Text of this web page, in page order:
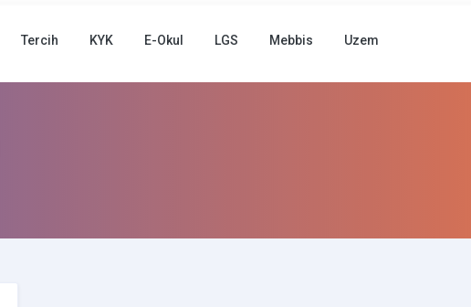
Tercih KYK E-Okul LGS Mebbis Uzem